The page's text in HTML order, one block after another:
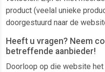
product (veelal unieke
doorgestuurd naar de
Heeft u vragen? Neem
betreffende aanbieder!
Doorloop op die website